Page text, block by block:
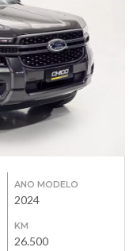
ANO MODELO
2024
KM
26.500